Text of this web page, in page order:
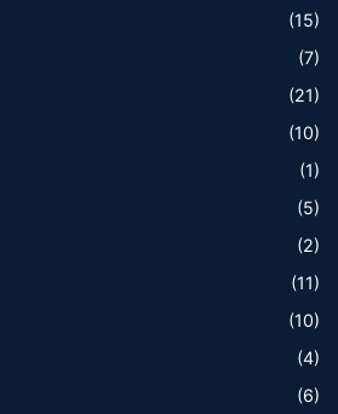
(15)
(7)
(21)
(10)
(1)
(5)
(2)
(11)
(10)
(4)
(6)